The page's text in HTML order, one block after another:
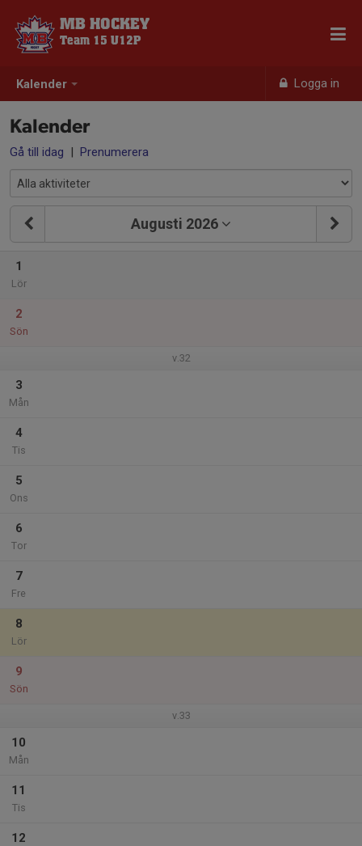
Kalender Logga in
MB HOCKEY
Team 15 U12P
Kalender
Gå till idag | Prenumerera
Augusti 2026
1
Lör
2
Sön
v.32
3
Mån
4
Tis
5
Ons
6
Tor
7
Fre
8
Lör
9
Sön
v.33
10
Mån
11
Tis
12